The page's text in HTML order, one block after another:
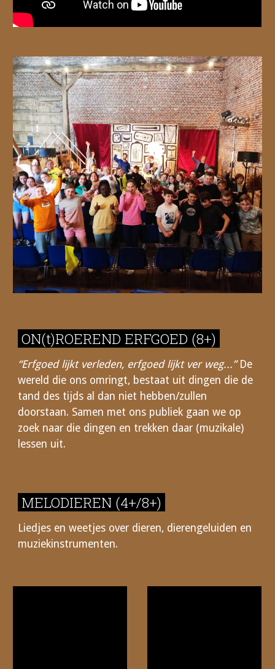
ON(t)ROEREND ERFGOED (8+)
“Erfgoed lijkt verleden, erfgoed lijkt ver weg...”De
wereld die ons omringt, bestaat uit dingen die de
tand des tijds al dan niet hebben/zullen
doorstaan. Samen met ons publiek gaan we op
zoek naar die dingen en trekken daar (muzikale)
lessen uit.
MELODIEREN (4+/8+)
Liedjes en weetjes over dieren, dierengeluiden en
muziekinstrumenten.